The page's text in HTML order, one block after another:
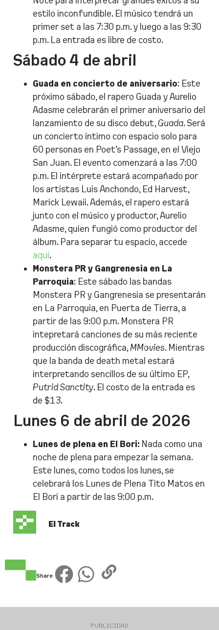
Share
estilo inconfundible. El músico tendrá un
primer set a las 7:30 p.m. y luego a las 9:30
p.m. La entrada es libre de costo.
Sábado 4 de abril
Guada en concierto de aniversario: Este
próximo sábado, el rapero Guada y Aurelio
Adasme celebrarán el primer aniversario del
lanzamiento de su disco debut,Guada. Será
un concierto íntimo con espacio solo para
60 personas en Poet’s Passage, en el Viejo
San Juan. El evento comenzará a las 7:00
p.m. El intérprete estará acompañado por
los artistas Luis Anchondo, Ed Harvest,
Marick Lewaii. Además, el rapero estará
junto con el músico y productor, Aurelio
Adasme, quien fungió como productor del
álbum. Para separar tu espacio, accede
aquí.
Monstera PR y Gangrenesia en La
Parroquia: Este sábado las bandas
Monstera PR y Gangrenesia se presentarán
en La Parroquia, en Puerta de Tierra, a
partir de las 9:00 p.m. Monstera PR
intepretará canciones de su más reciente
producción discográfica,MMovies. Mientras
que la banda de death metal estará
interpretando sencillos de su último EP,
Putrid Sanctity. El costo de la entrada es
de $13.
Lunes 6 de abril de 2026
Lunes de plena en El Bori: Nada como una
noche de plena para empezar la semana.
Este lunes, como todos los lunes, se
celebrará los Lunes de Plena Tito Matos en
El Bori a partir de las 9:00 p.m.
El Track
PUBLICIDAD